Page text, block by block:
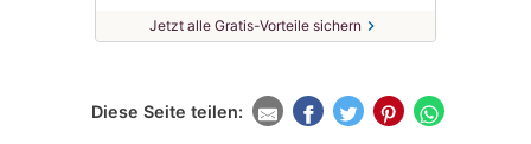
Jetzt alle Gratis-Vorteile sichern chevron_right
Diese Seite teilen: